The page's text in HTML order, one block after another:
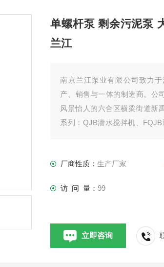
单螺杆泵 剩余污泥泵
兰江
南京兰江泵业有限公司致力
产、销售与一体的制造商。公
风景怡人的六合区横梁街道新
系列：QJB潜水搅拌机、
厂商性质：生产厂家
访 问 量：99
立即咨询